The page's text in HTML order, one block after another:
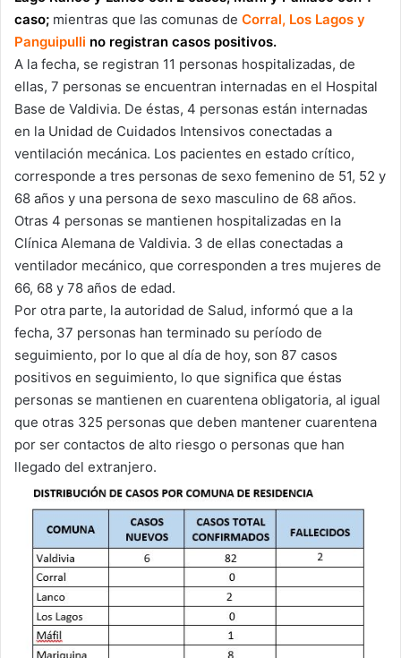
caso; mientras que las comunas de Corral, Los Lagos y
Panguipulli no registran casos positivos.
A la fecha, se registran 11 personas hospitalizadas, de
ellas, 7 personas se encuentran internadas en el Hospital
Base de Valdivia. De éstas, 4 personas están internadas
en la Unidad de Cuidados Intensivos conectadas a
ventilación mecánica. Los pacientes en estado crítico,
corresponde a tres personas de sexo femenino de 51, 52 y
68 años y una persona de sexo masculino de 68 años.
Otras 4 personas se mantienen hospitalizadas en la
Clínica Alemana de Valdivia. 3 de ellas conectadas a
ventilador mecánico, que corresponden a tres mujeres de
66, 68 y 78 años de edad.
Por otra parte, la autoridad de Salud, informó que a la
fecha, 37 personas han terminado su período de
seguimiento, por lo que al día de hoy, son 87 casos
positivos en seguimiento, lo que significa que éstas
personas se mantienen en cuarentena obligatoria, al igual
que otras 325 personas que deben mantener cuarentena
por ser contactos de alto riesgo o personas que han
llegado del extranjero.